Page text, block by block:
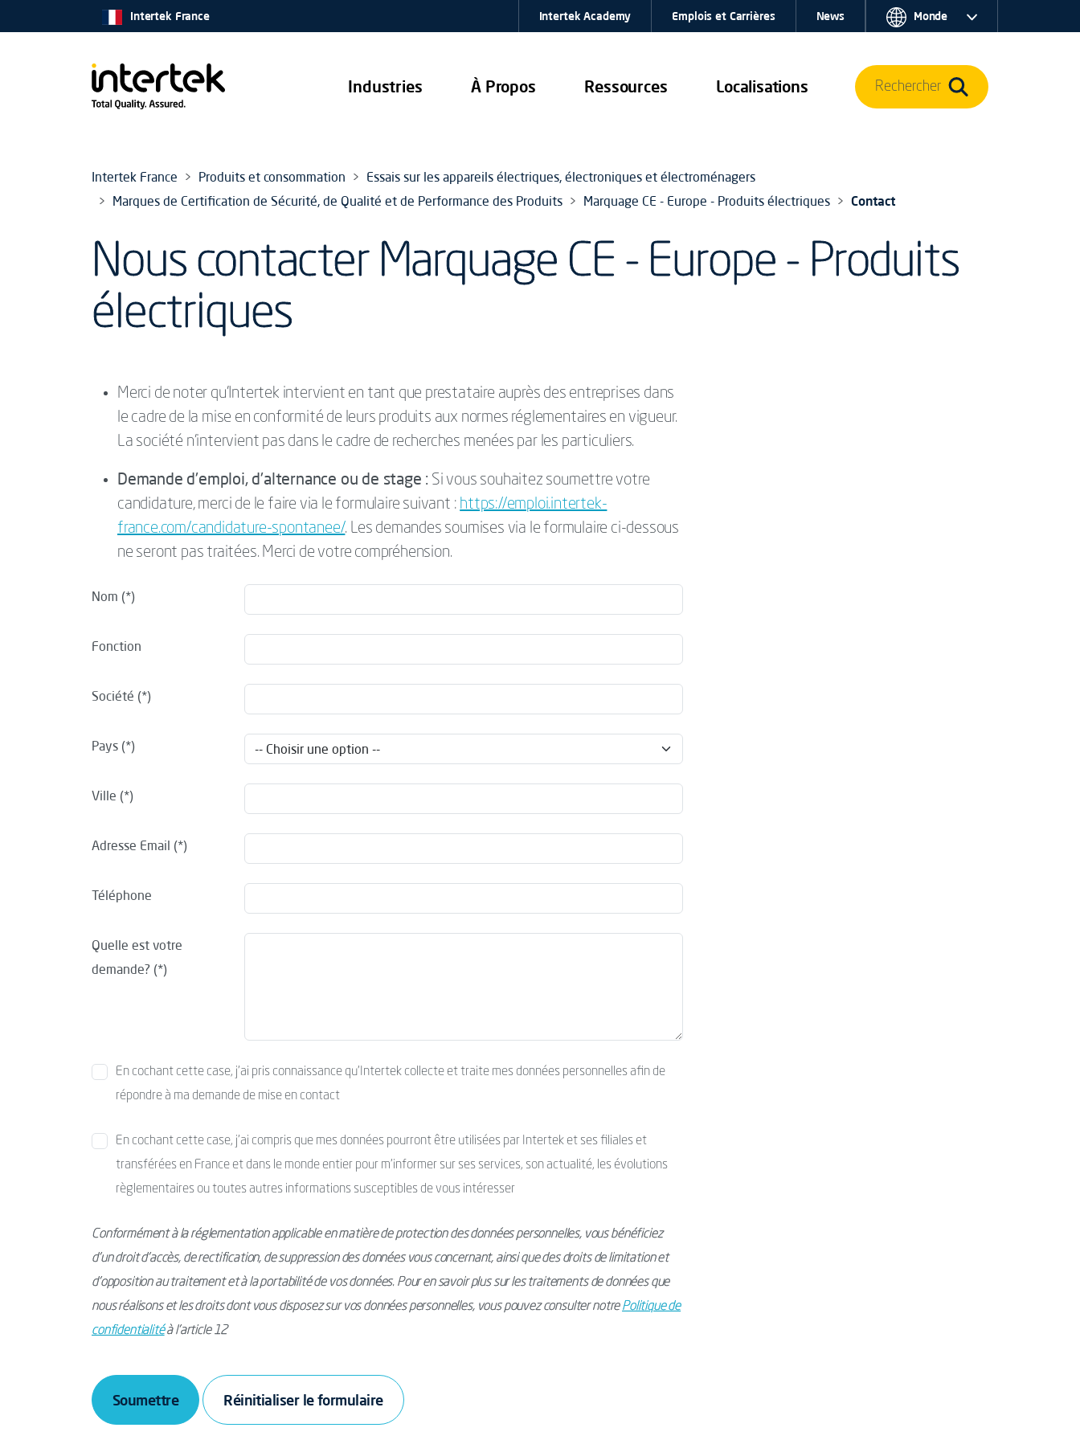
Industries À Propos Ressources Localisations
Intertek France Intertek Academy Emplois et Carrières News Monde
Rechercher
Intertek France Produits et consommation
Essais sur les appareils électriques, électroniques et électroménagers
Marques de Certification de Sécurité, de Qualité et de Performance des Produits
Marquage CE - Europe - Produits électriques Contact
Nous contacter Marquage CE - Europe - Produits
électriques
Merci de noter qu’Intertek intervient en tant que prestataire auprès des entreprises dans
le cadre de la mise en conformité de leurs produits aux normes réglementaires en vigueur.
La société n’intervient pas dans le cadre de recherches menées par les particuliers.
Demande d'emploi, d'alternance ou de stage : Si vous souhaitez soumettre votre
candidature, merci de le faire via le formulaire suivant : https://emploi.intertek-
france.com/candidature-spontanee/. Les demandes soumises via le formulaire ci-dessous
ne seront pas traitées. Merci de votre compréhension.
Nom
Fonction
Société
Pays
Ville
Adresse Email
Téléphone
Quelle est votre
demande?
En cochant cette case, j’ai pris connaissance qu’Intertek collecte et traite mes données personnelles afin de
répondre à ma demande de mise en contact
En cochant cette case, j’ai compris que mes données pourront être utilisées par Intertek et ses filiales et
transférées en France et dans le monde entier pour m’informer sur ses services, son actualité, les évolutions
règlementaires ou toutes autres informations susceptibles de vous intéresser
Conformément à la réglementation applicable en matière de protection des données personnelles, vous bénéficiez
d’un droit d’accès, de rectification, de suppression des données vous concernant, ainsi que des droits de limitation et
d’opposition au traitement et à la portabilité de vos données. Pour en savoir plus sur les traitements de données que
nous réalisons et les droits dont vous disposez sur vos données personnelles, vous pouvez consulter notrePolitique de
confidentialitéà l’article 12
Soumettre